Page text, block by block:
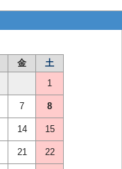
金
土
1
7 8
14 15
21 22